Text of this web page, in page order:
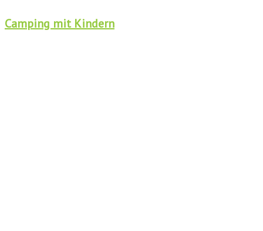
Camping mit Kindern